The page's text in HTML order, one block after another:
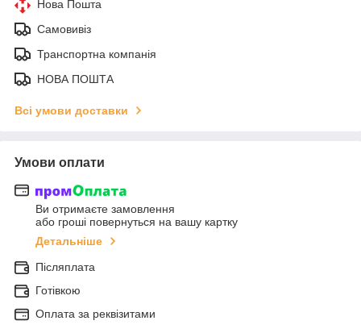
Нова Пошта
Самовивіз
Транспортна компанія
НОВА ПОШТА
Всі умови доставки
Умови оплати
Ви отримаєте замовлення
або гроші повернуться на вашу картку
Детальніше
Післяплата
Готівкою
Оплата за реквізитами